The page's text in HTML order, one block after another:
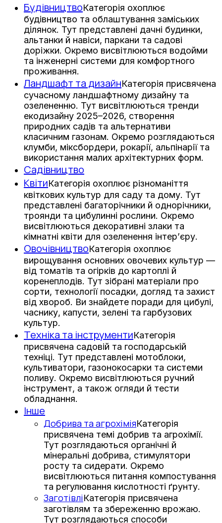
БудівництвоКатегорія охоплює
будівництво та облаштування заміських
ділянок. Тут представлені дачні будинки,
альтанки й навіси, паркани та садові
доріжки. Окремо висвітлюються водойми
та інженерні системи для комфортного
проживання.
Ландшафт та дизайнКатегорія присвячена
сучасному ландшафтному дизайну та
озелененню. Тут висвітлюються тренди
екодизайну 2025–2026, створення
природних садів та альтернативи
класичним газонам. Окремо розглядаються
клумби, міксбордери, рокарії, альпінарії та
використання малих архітектурних форм.
Садівництво
КвітиКатегорія охоплює різноманіття
квіткових культур для саду та дому. Тут
представлені багаторічники й однорічники,
троянди та цибулинні рослини. Окремо
висвітлюються декоративні злаки та
кімнатні квіти для озеленення інтер’єру.
ОвочівництвоКатегорія охоплює
вирощування основних овочевих культур —
від томатів та огірків до картоплі й
коренеплодів. Тут зібрані матеріали про
сорти, технології посадки, догляд та захист
від хвороб. Ви знайдете поради для цибулі,
часнику, капусти, зелені та гарбузових
культур.
Техніка та інструментиКатегорія
присвячена садовій та господарській
техніці. Тут представлені мотоблоки,
культиватори, газонокосарки та системи
поливу. Окремо висвітлюються ручний
інструмент, а також огляди й тести
обладнання.
Інше
Добрива та агрохіміяКатегорія
присвячена темі добрив та агрохімії.
Тут розглядаються органічні й
мінеральні добрива, стимулятори
росту та сидерати. Окремо
висвітлюються питання компостування
та регулювання кислотності ґрунту.
ЗаготівліКатегорія присвячена
заготівлям та збереженню врожаю.
Тут розглядаються способи